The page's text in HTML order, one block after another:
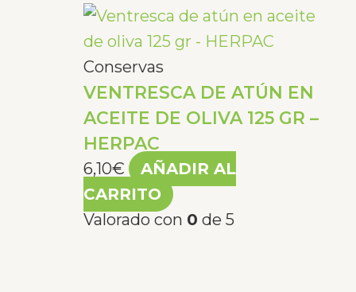
Conservas
VENTRESCA DE ATÚN EN
ACEITE DE OLIVA 125 GR –
HERPAC
6,10€
AÑADIR AL
CARRITO
Valorado con 0 de 5